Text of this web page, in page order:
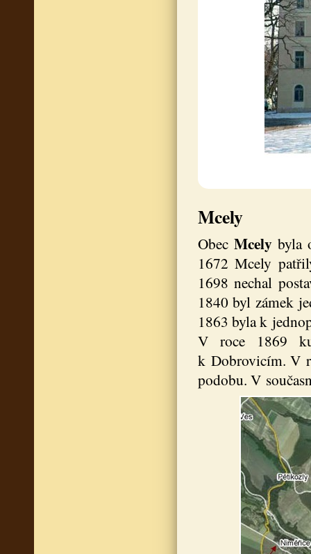
Mcely
Obec Mcely byla
1672 Mcely
1698 nechal
1840 byl zámek
1863 byla k
V roce 1869
k Dobrovicím. V
podobu. V